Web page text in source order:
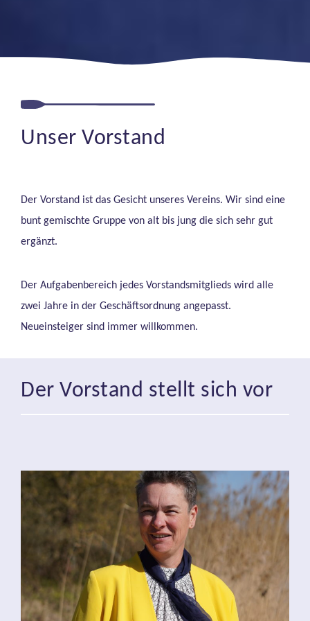
Unser Vorstand
Der Vorstand ist das Gesicht unseres Vereins. Wir sind eine
bunt gemischte Gruppe von alt bis jung die sich sehr gut
ergänzt.
Der Aufgabenbereich jedes Vorstandsmitglieds wird alle
zwei Jahre in der Geschäftsordnung angepasst.
Neueinsteiger sind immer willkommen.
Der Vorstand stellt sich vor